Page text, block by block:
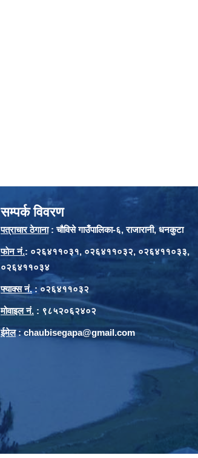
सम्पर्क विवरण
पत्राचार ठेगाना: चौविसे गाउँपालिका-६, राजारानी, धनकुटा
फाेन नं.: ०२६४११०३१, ०२६४११०३२, ०२६४११०३३,
०२६४११०३४
फ्याक्स नं.: ०२६४११०३२
मोवाइल नं. : ९८५२०६२४०२
ईमेल: chaubisegapa@gmail.com